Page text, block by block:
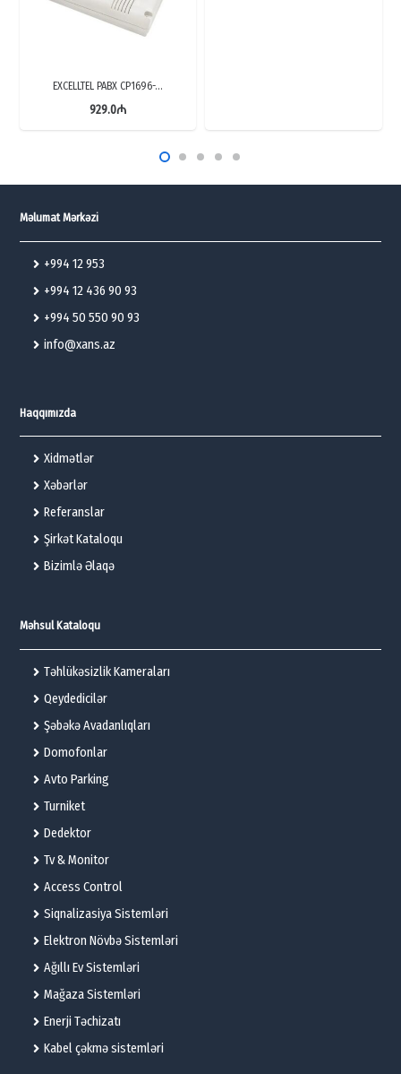
EXCELLTEL PABX CP1696-…
929.0₼
Məlumat Mərkəzi
+994 12 953
+994 12 436 90 93
+994 50 550 90 93
info@xans.az
Haqqımızda
Xidmətlər
Xəbərlər
Referanslar
Şirkət Kataloqu
Bizimlə Əlaqə
Məhsul Kataloqu
Təhlükəsizlik Kameraları
Qeydedicilər
Şəbəkə Avadanlıqları
Domofonlar
Avto Parking
Turniket
Dedektor
Tv & Monitor
Access Control
Siqnalizasiya Sistemləri
Elektron Növbə Sistemləri
Ağıllı Ev Sistemləri
Mağaza Sistemləri
Enerji Təchizatı
Kabel çəkmə sistemləri